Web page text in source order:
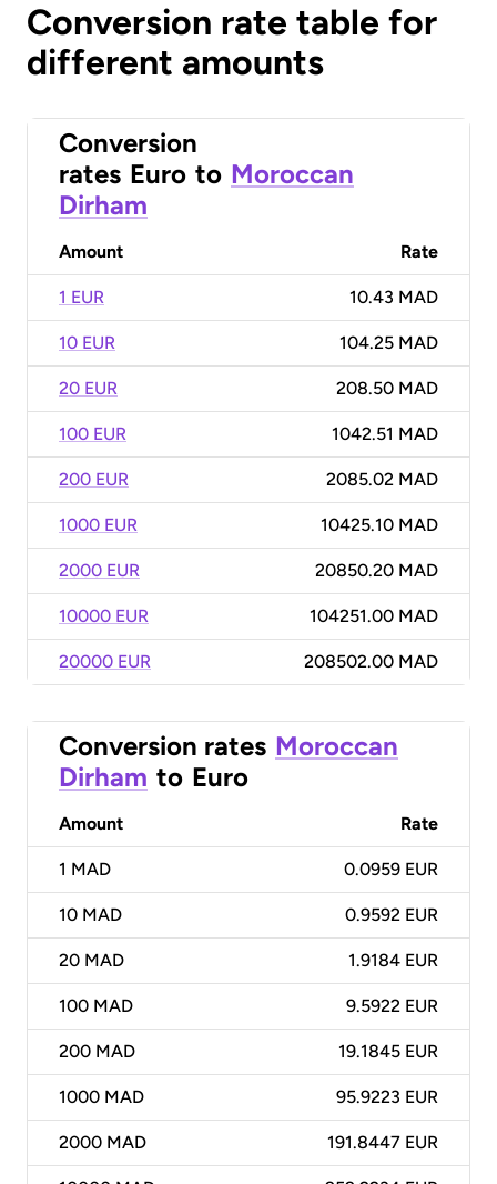
Conversion rate table for
different amounts
Conversion
rates Euro to Moroccan
Dirham
Amount Rate
1 EUR 10.43 MAD
10 EUR 104.25 MAD
20 EUR 208.50 MAD
100 EUR 1042.51 MAD
200 EUR 2085.02 MAD
1000 EUR 10425.10 MAD
2000 EUR 20850.20 MAD
10000 EUR 104251.00 MAD
20000 EUR 208502.00 MAD
Conversion rates Moroccan
Dirham to Euro
Amount Rate
1 MAD 0.0959 EUR
10 MAD 0.9592 EUR
20 MAD 1.9184 EUR
100 MAD 9.5922 EUR
200 MAD 19.1845 EUR
1000 MAD 95.9223 EUR
2000 MAD 191.8447 EUR